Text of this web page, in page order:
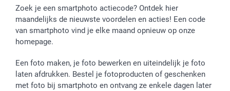
Zoek je een smartphoto actiecode? Ontdek hier
maandelijks de nieuwste voordelen en acties! Een code
van smartphoto vind je elke maand opnieuw op onze
homepage.
Een foto maken, je foto bewerken en uiteindelijk je foto
laten afdrukken. Bestel je fotoproducten of geschenken
met foto bij smartphoto en ontvang ze enkele dagen later